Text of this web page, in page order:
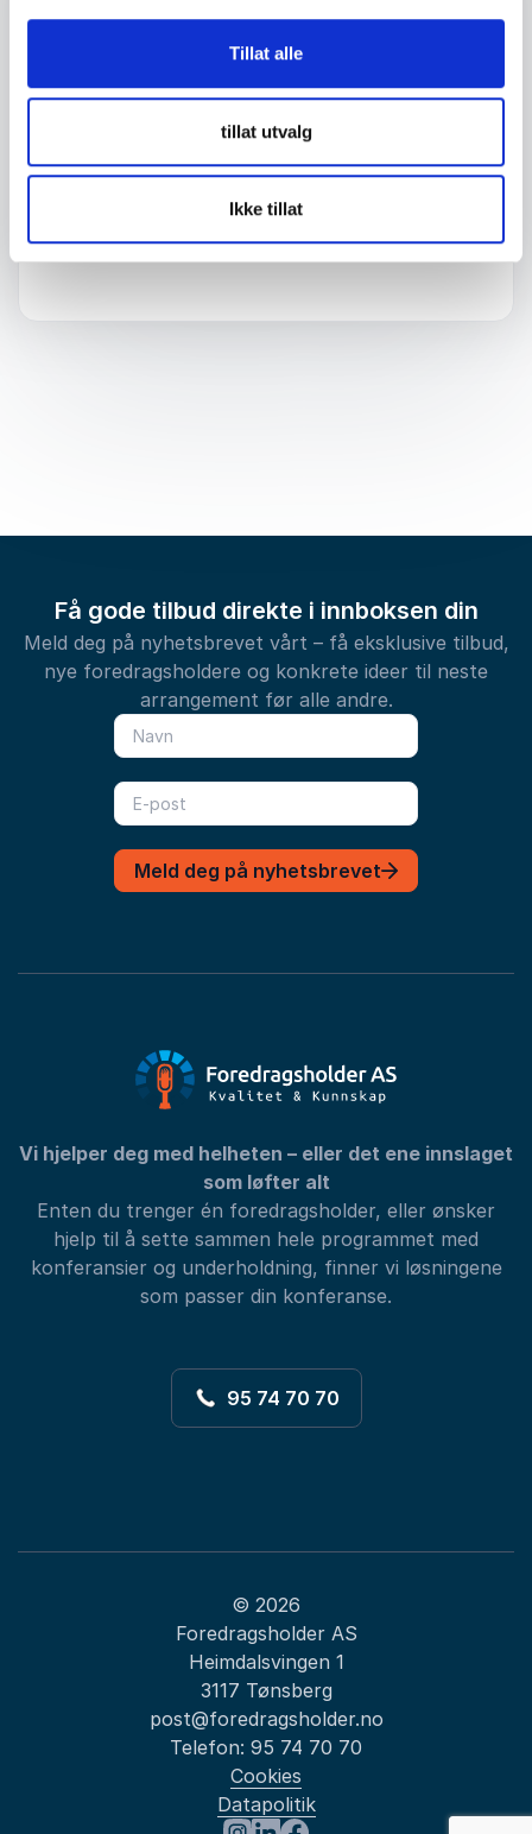
Tillat alle
tillat utvalg
Ikke tillat
Send forespørsel
Få gode tilbud direkte i innboksen din
Meld deg på nyhetsbrevet vårt – få eksklusive tilbud,
nye foredragsholdere og konkrete ideer til neste
arrangement før alle andre.
Meld deg på nyhetsbrevet
Vi hjelper deg med helheten – eller det ene innslaget
som løfter alt
Enten du trenger én foredragsholder, eller ønsker
hjelp til å sette sammen hele programmet med
konferansier og underholdning, finner vi løsningene
som passer din konferanse.
95 74 70 70
© 2026
Foredragsholder AS
Heimdalsvingen 1
3117 Tønsberg
post@foredragsholder.no
Telefon: 95 74 70 70
Cookies
Datapolitik